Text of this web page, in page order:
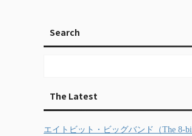
Search
The Latest
エイトビット・ビッグバンド（The 8-